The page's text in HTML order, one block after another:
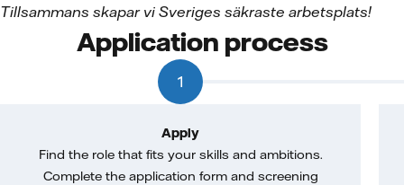
Tillsammans skapar vi Sveriges säkraste arbetsplats!
Application process
1
Apply
Find the role that fits your skills and ambitions.
Complete the application form and screening